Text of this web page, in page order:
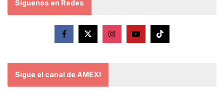
Síguenos en Redes
Sigue el canal de AMEXI